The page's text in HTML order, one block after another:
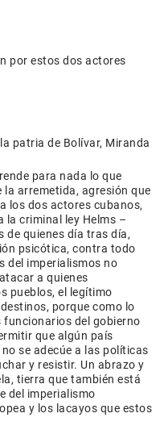
por estos dos actores
patria de Bolívar, Miranda
para nada lo que
la arremetida, agresión que
los dos actores cubanos,
la criminal ley Helms –
de quienes día tras día,
psicótica, contra todo
del imperialismos no
a quienes
pueblos, el legítimo
porque como lo
funcionarios del gobierno
que algún país
se adecúe a las políticas
y resistir. Un abrazo y
tierra que también está
del imperialismo
y los lacayos que estos